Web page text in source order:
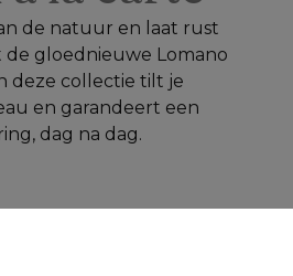
de natuur en laat rust
gloednieuwe Lomano
deze collectie tilt je
en garandeert een
dag na dag.